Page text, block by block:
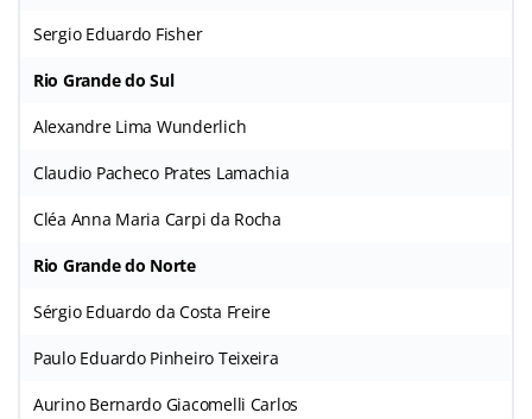
Sergio Eduardo Fisher
Rio Grande do Sul
Alexandre Lima Wunderlich
Claudio Pacheco Prates Lamachia
Cléa Anna Maria Carpi da Rocha
Rio Grande do Norte
Sérgio Eduardo da Costa Freire
Paulo Eduardo Pinheiro Teixeira
Aurino Bernardo Giacomelli Carlos